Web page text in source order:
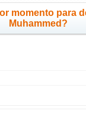
momento para
Muhammed?